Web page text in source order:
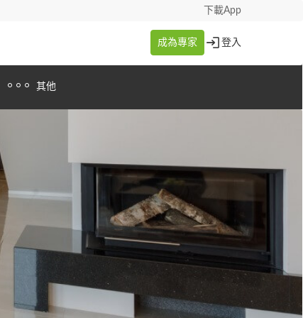
下載App
成為專家 登入
其他